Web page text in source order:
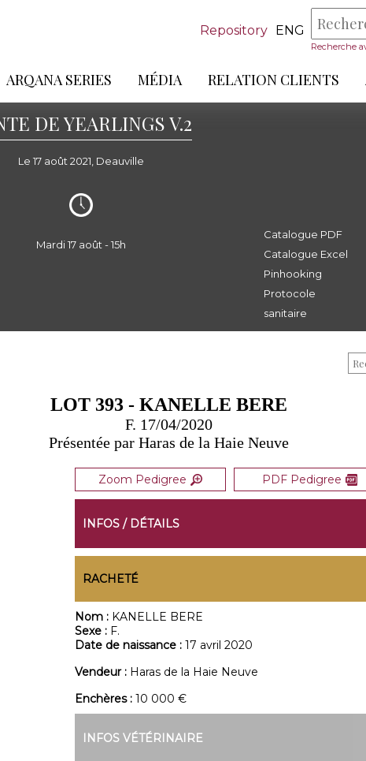
Repository ENG
Recherche
ARQANA SERIES MÉDIA RELATION CLIENTS
DE YEARLINGS V.2
Le 17 août 2021, Deauville
Mardi 17 août - 15h
Catalogue PDF
Catalogue Excel
Pinhooking
Protocole
sanitaire
LOT 393 - KANELLE BERE
F. 17/04/2020
Présentée par Haras de la Haie Neuve
Zoom Pedigree PDF Pedigree
INFOS / DÉTAILS
RACHETÉ
Nom : KANELLE BERE
Sexe : F.
Date de naissance : 17 avril 2020
Vendeur : Haras de la Haie Neuve
Enchères : 10 000 €
INFOS VÉTÉRINAIRE